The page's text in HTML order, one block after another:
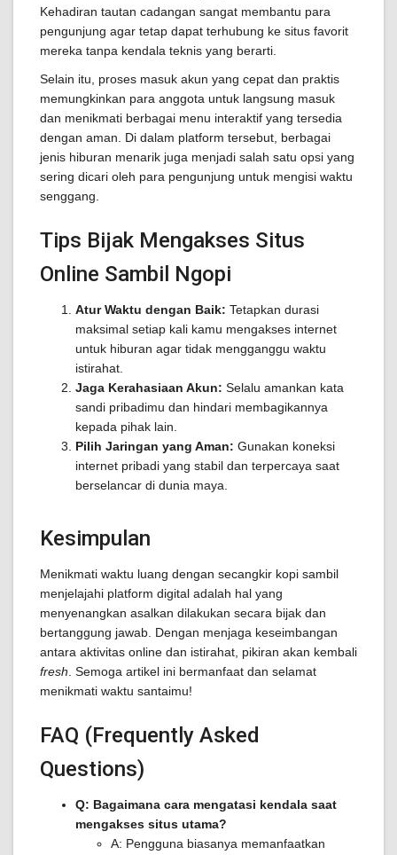
Kehadiran tautan cadangan sangat membantu para
pengunjung agar tetap dapat terhubung ke situs favorit
mereka tanpa kendala teknis yang berarti.
Selain itu, proses masuk akun yang cepat dan praktis
memungkinkan para anggota untuk langsung masuk
dan menikmati berbagai menu interaktif yang tersedia
dengan aman. Di dalam platform tersebut, berbagai
jenis hiburan menarik juga menjadi salah satu opsi yang
sering dicari oleh para pengunjung untuk mengisi waktu
senggang.
Tips Bijak Mengakses Situs
Online Sambil Ngopi
Atur Waktu dengan Baik: Tetapkan durasi
maksimal setiap kali kamu mengakses internet
untuk hiburan agar tidak mengganggu waktu
istirahat.
Jaga Kerahasiaan Akun: Selalu amankan kata
sandi pribadimu dan hindari membagikannya
kepada pihak lain.
Pilih Jaringan yang Aman: Gunakan koneksi
internet pribadi yang stabil dan terpercaya saat
berselancar di dunia maya.
Kesimpulan
Menikmati waktu luang dengan secangkir kopi sambil
menjelajahi platform digital adalah hal yang
menyenangkan asalkan dilakukan secara bijak dan
bertanggung jawab. Dengan menjaga keseimbangan
antara aktivitas online dan istirahat, pikiran akan kembali
fresh . Semoga artikel ini bermanfaat dan selamat
menikmati waktu santaimu!
FAQ (Frequently Asked
Questions)
Q: Bagaimana cara mengatasi kendala saat
mengakses situs utama?
A: Pengguna biasanya memanfaatkan